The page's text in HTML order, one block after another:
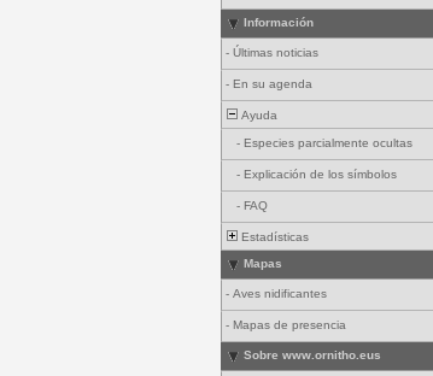
Información
- Últimas noticias
- En su agenda
Ayuda
- Especies parcialmente ocultas
- Explicación de los símbolos
- FAQ
Estadísticas
Mapas
- Aves nidificantes
- Mapas de presencia
Sobre www.ornitho.eus